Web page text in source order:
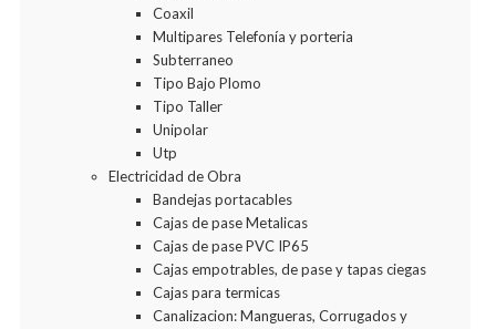
Coaxil
Multipares Telefonía y porteria
Subterraneo
Tipo Bajo Plomo
Tipo Taller
Unipolar
Utp
Electricidad de Obra
Bandejas portacables
Cajas de pase Metalicas
Cajas de pase PVC IP65
Cajas empotrables, de pase y tapas ciegas
Cajas para termicas
Canalizacion: Mangueras, Corrugados y